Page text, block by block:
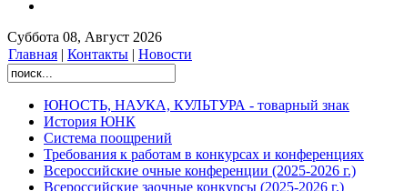
Суббота 08, Август 2026
Главная | Контакты | Новости
ЮНОСТЬ, НАУКА, КУЛЬТУРА - товарный знак
История ЮНК
Система поощрений
Требования к работам в конкурсах и конференциях
Всероссийские очные конференции (2025-2026 г.)
Всероссийские заочные конкурсы (2025-2026 г.)